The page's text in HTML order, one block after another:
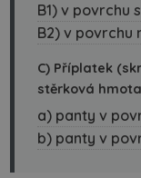
B1) v povrchu
B2) v povrchu
C) Příplatek
stěrková
a) panty v
b) panty v